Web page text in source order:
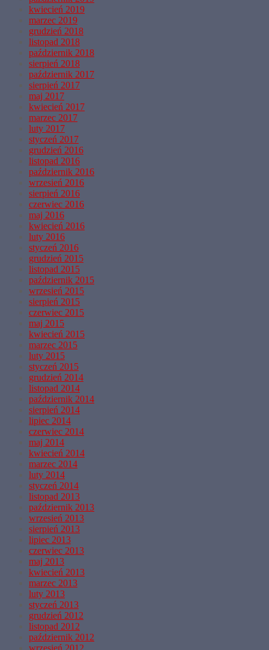
kwiecień 2019
marzec 2019
grudzień 2018
listopad 2018
październik 2018
sierpień 2018
październik 2017
sierpień 2017
maj 2017
kwiecień 2017
marzec 2017
luty 2017
styczeń 2017
grudzień 2016
listopad 2016
październik 2016
wrzesień 2016
sierpień 2016
czerwiec 2016
maj 2016
kwiecień 2016
luty 2016
styczeń 2016
grudzień 2015
listopad 2015
październik 2015
wrzesień 2015
sierpień 2015
czerwiec 2015
maj 2015
kwiecień 2015
marzec 2015
luty 2015
styczeń 2015
grudzień 2014
listopad 2014
październik 2014
sierpień 2014
lipiec 2014
czerwiec 2014
maj 2014
kwiecień 2014
marzec 2014
luty 2014
styczeń 2014
listopad 2013
październik 2013
wrzesień 2013
sierpień 2013
lipiec 2013
czerwiec 2013
maj 2013
kwiecień 2013
marzec 2013
luty 2013
styczeń 2013
grudzień 2012
listopad 2012
październik 2012
wrzesień 2012